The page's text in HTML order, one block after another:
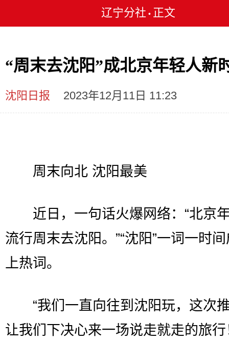
辽宁分社 • 正文
“周末去沈阳”成北京年轻人新
沈阳日报 2023年12月11日 11:23
周末向北 沈阳最美
近日，一句话火爆网络：“北京
流行周末去沈阳。”“沈阳”一词一时
上热词。
“我们一直向往到沈阳玩，这次
让我们下决心来一场说走就走的旅行